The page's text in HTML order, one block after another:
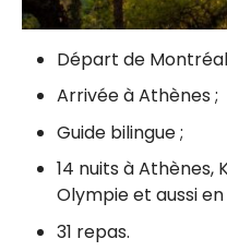
Départ de
Arrivée à Athènes ;
Guide bilingue ;
14 nuits àAthènes,
Olympie et aussi
31 repas.